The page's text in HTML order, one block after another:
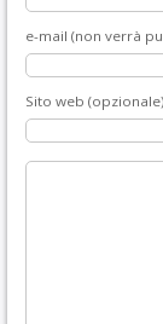
e-mail (non verrà
Sito web (opzionale)